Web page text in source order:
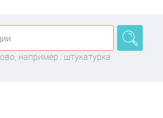
например : штукатурка